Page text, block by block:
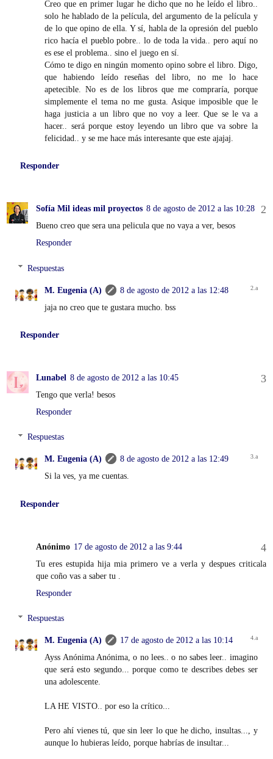
Creo que en primer lugar he dicho que no he leído el libro..
solo he hablado de la película, del argumento de la película y
de lo que opino de ella. Y sí, habla de la opresión del pueblo
rico hacía el pueblo pobre.. lo de toda la vida.. pero aquí no
es ese el problema.. sino el juego en sí.
Cómo te digo en ningún momento opino sobre el libro. Digo,
que habiendo leído reseñas del libro, no me lo hace
apetecible. No es de los libros que me compraría, porque
simplemente el tema no me gusta. Asique imposible que le
haga justicia a un libro que no voy a leer. Que se le va a
hacer.. será porque estoy leyendo un libro que va sobre la
felicidad.. y se me hace más interesante que este ajajaj.
Responder
Sofía Mil ideas mil proyectos 8 de agosto de 2012 a las 10:28
Bueno creo que sera una pelicula que no vaya a ver, besos
Responder
Respuestas
M. Eugenia (A)
8 de agosto de 2012 a las 12:48
jaja no creo que te gustara mucho. bss
Responder
Lunabel 8 de agosto de 2012 a las 10:45
Tengo que verla! besos
Responder
Respuestas
M. Eugenia (A)
8 de agosto de 2012 a las 12:49
Si la ves, ya me cuentas.
Responder
Anónimo 17 de agosto de 2012 a las 9:44
Tu eres estupida hija mia primero ve a verla y despues criticala
que coño vas a saber tu .
Responder
Respuestas
M. Eugenia (A)
17 de agosto de 2012 a las 10:14
Ayss Anónima Anónima, o no lees.. o no sabes leer.. imagino
que será esto segundo... porque como te describes debes ser
una adolescente.
LA HE VISTO.. por eso la crítico...
Pero ahí vienes tú, que sin leer lo que he dicho, insultas..., y
aunque lo hubieras leído, porque habrías de insultar...